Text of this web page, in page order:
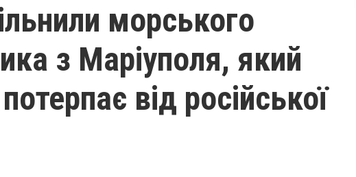
морського
з Маріуполя, який
від російської